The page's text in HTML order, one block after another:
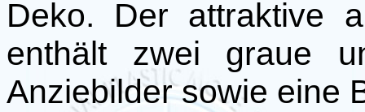
Deko. Der attraktive
enthält zwei graue
Anziebilder sowie eine